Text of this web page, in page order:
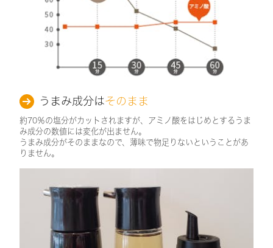
うまみ成分はそのまま
約70％の塩分がカットされますが、アミノ酸をはじめとするうま
み成分の数値には変化が出ません。
うまみ成分がそのままなので、薄味で物足りないということがあ
りません。